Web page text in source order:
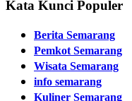
Kata Kunci Populer
Berita Semarang
Pemkot Semarang
Wisata Semarang
info semarang
Kuliner Semarang